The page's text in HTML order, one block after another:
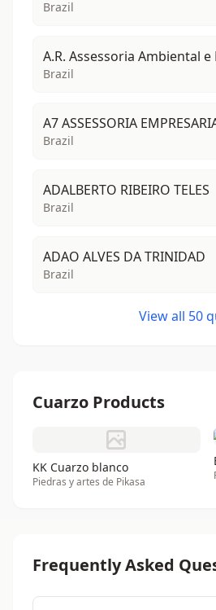
Brazil
A.R. Assessoria Ambiental
Brazil
A7 ASSESSORIA
Brazil
ADALBERTO RIBEIRO TELES
Brazil
ADAO ALVES DA TRINIDAD
Brazil
View all 50
Cuarzo Products
KK Cuarzo blanco
Piedras y artes de Pikasa
Frequently Asked